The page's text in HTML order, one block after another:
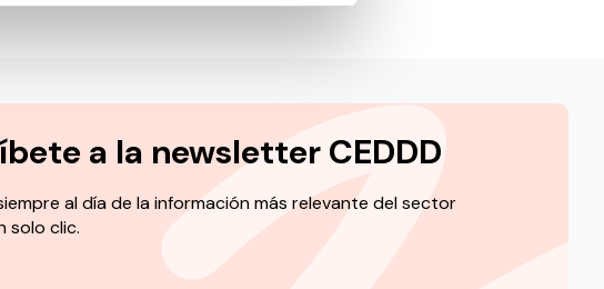
a la newsletter CEDDD
al día de la información más relevante del sector
solo clic.